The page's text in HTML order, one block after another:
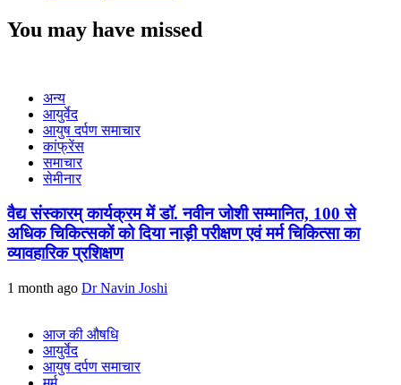
You may have missed
अन्य
आयुर्वेद
आयुष दर्पण समाचार
कांफ्रेंस
समाचार
सेमीनार
वैद्य संस्कारम् कार्यक्रम में डॉ. नवीन जोशी सम्मानित, 100 से
अधिक चिकित्सकों को दिया नाड़ी परीक्षण एवं मर्म चिकित्सा का
व्यावहारिक प्रशिक्षण
1 month ago Dr Navin Joshi
आज की औषधि
आयुर्वेद
आयुष दर्पण समाचार